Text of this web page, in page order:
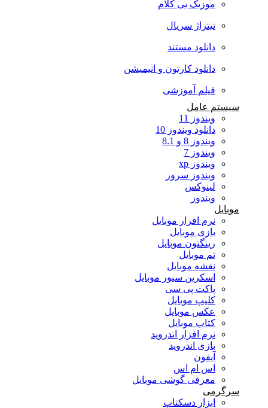
موزیک بی کلام
تیتراژ سریال
دانلود مستند
دانلود کارتون و انیمیشن
فیلم آموزشی
سیستم عامل
ویندوز 11
دانلود ویندوز 10
ویندوز 8 و 8.1
ویندوز 7
ویندوز xp
ویندوز سرور
لینوکس
ویندوز
موبایل
نرم افزار موبایل
بازی موبایل
رینگتون موبایل
تم موبایل
نقشه موبایل
اسکرین سیور موبایل
پاکت پی سی
کلیپ موبایل
عکس موبایل
کتاب موبایل
نرم افزار اندروید
بازی اندروید
آیفون
اس ام اس
معرفی گوشی موبایل
سرگرمی
ابزار دسکتاپ